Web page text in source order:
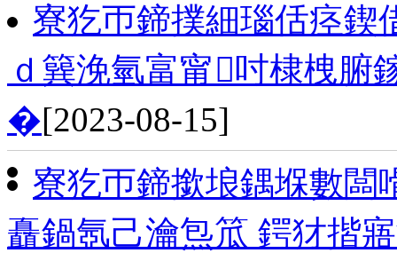
寮犵帀鍗撲細瑙佸痉鍥
ｄ簨浼氫富甯吋棣栧腑
�[2023-08-15]
寮犵帀鍗撳埌鍝堢數闆
矗鍋氬己瀹炰笟 鍔犲揩